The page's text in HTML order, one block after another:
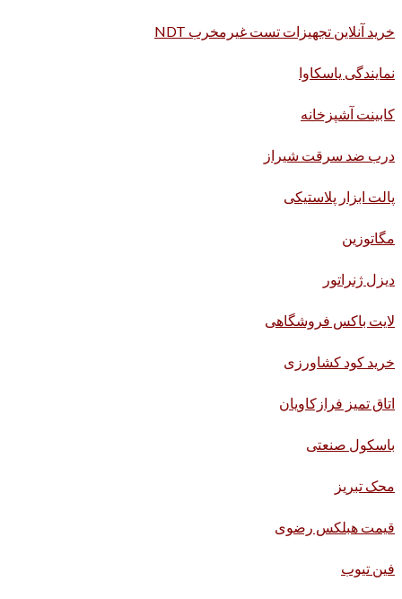
خرید آنلاین تجهیزات تست غیرمخرب NDT
نمایندگی یاسکاوا
کابینت آشپزخانه
درب ضد سرقت شیراز
پالت ابزار پلاستیکی
مگاتوزین
دیزل ژنراتور
لایت باکس فروشگاهی
خرید کود کشاورزی
اتاق تمیز فرازکاویان
باسکول صنعتی
محک تبریز
قیمت هبلکس رضوی
فین تیوب